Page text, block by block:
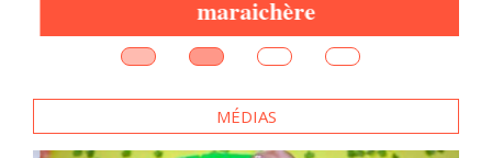
maraichère
MÉDIAS